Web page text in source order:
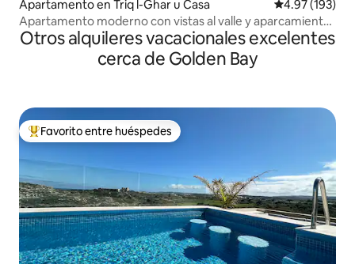
Apartamento en Triq l-Ghar u Casa Calificación
4.97 (193)
Apartamento moderno con vistas al valle y aparcamiento
privado
Otros alquileres vacacionales excelentes
cerca de Golden Bay
Favorito entre huéspedes preferido
Favorito entre huéspedes